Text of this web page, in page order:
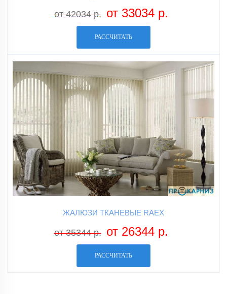
от 42034 р. от 33034 р.
РАССЧИТАТЬ
ЖАЛЮЗИ ТКАНЕВЫЕ RAEX
от 35344 р. от 26344 р.
РАССЧИТАТЬ